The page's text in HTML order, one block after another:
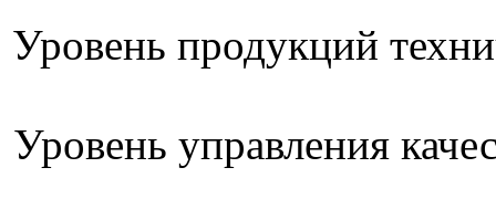
Уровень продукций
Уровень управления